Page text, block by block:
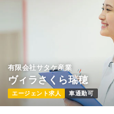
有限会社サタケ産業
ヴィラさくら瑞穂
エージェント求人 車通勤可